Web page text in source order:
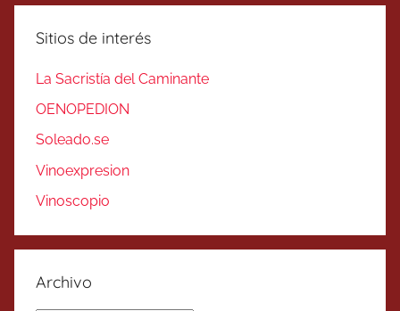
Sitios de interés
La Sacristía del Caminante
OENOPEDION
Soleado.se
Vinoexpresion
Vinoscopio
Archivo